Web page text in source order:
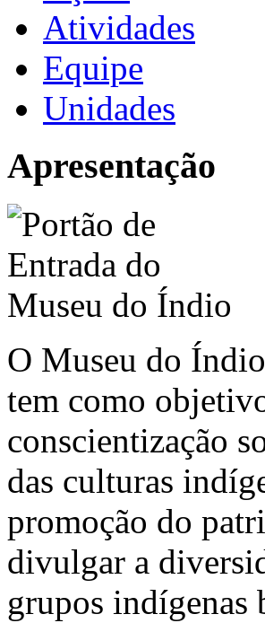
Atividades
Equipe
Unidades
Apresentação
O Museu do
tem como
conscientização
das culturas
promoção do
divulgar a
grupos indígenas